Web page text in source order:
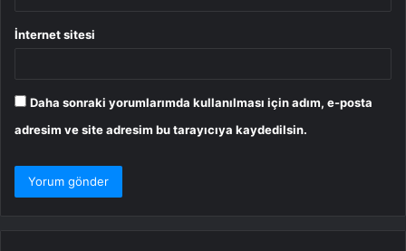
İnternet sitesi
Daha sonraki yorumlarımda kullanılması için adım, e-posta
adresim ve site adresim bu tarayıcıya kaydedilsin.